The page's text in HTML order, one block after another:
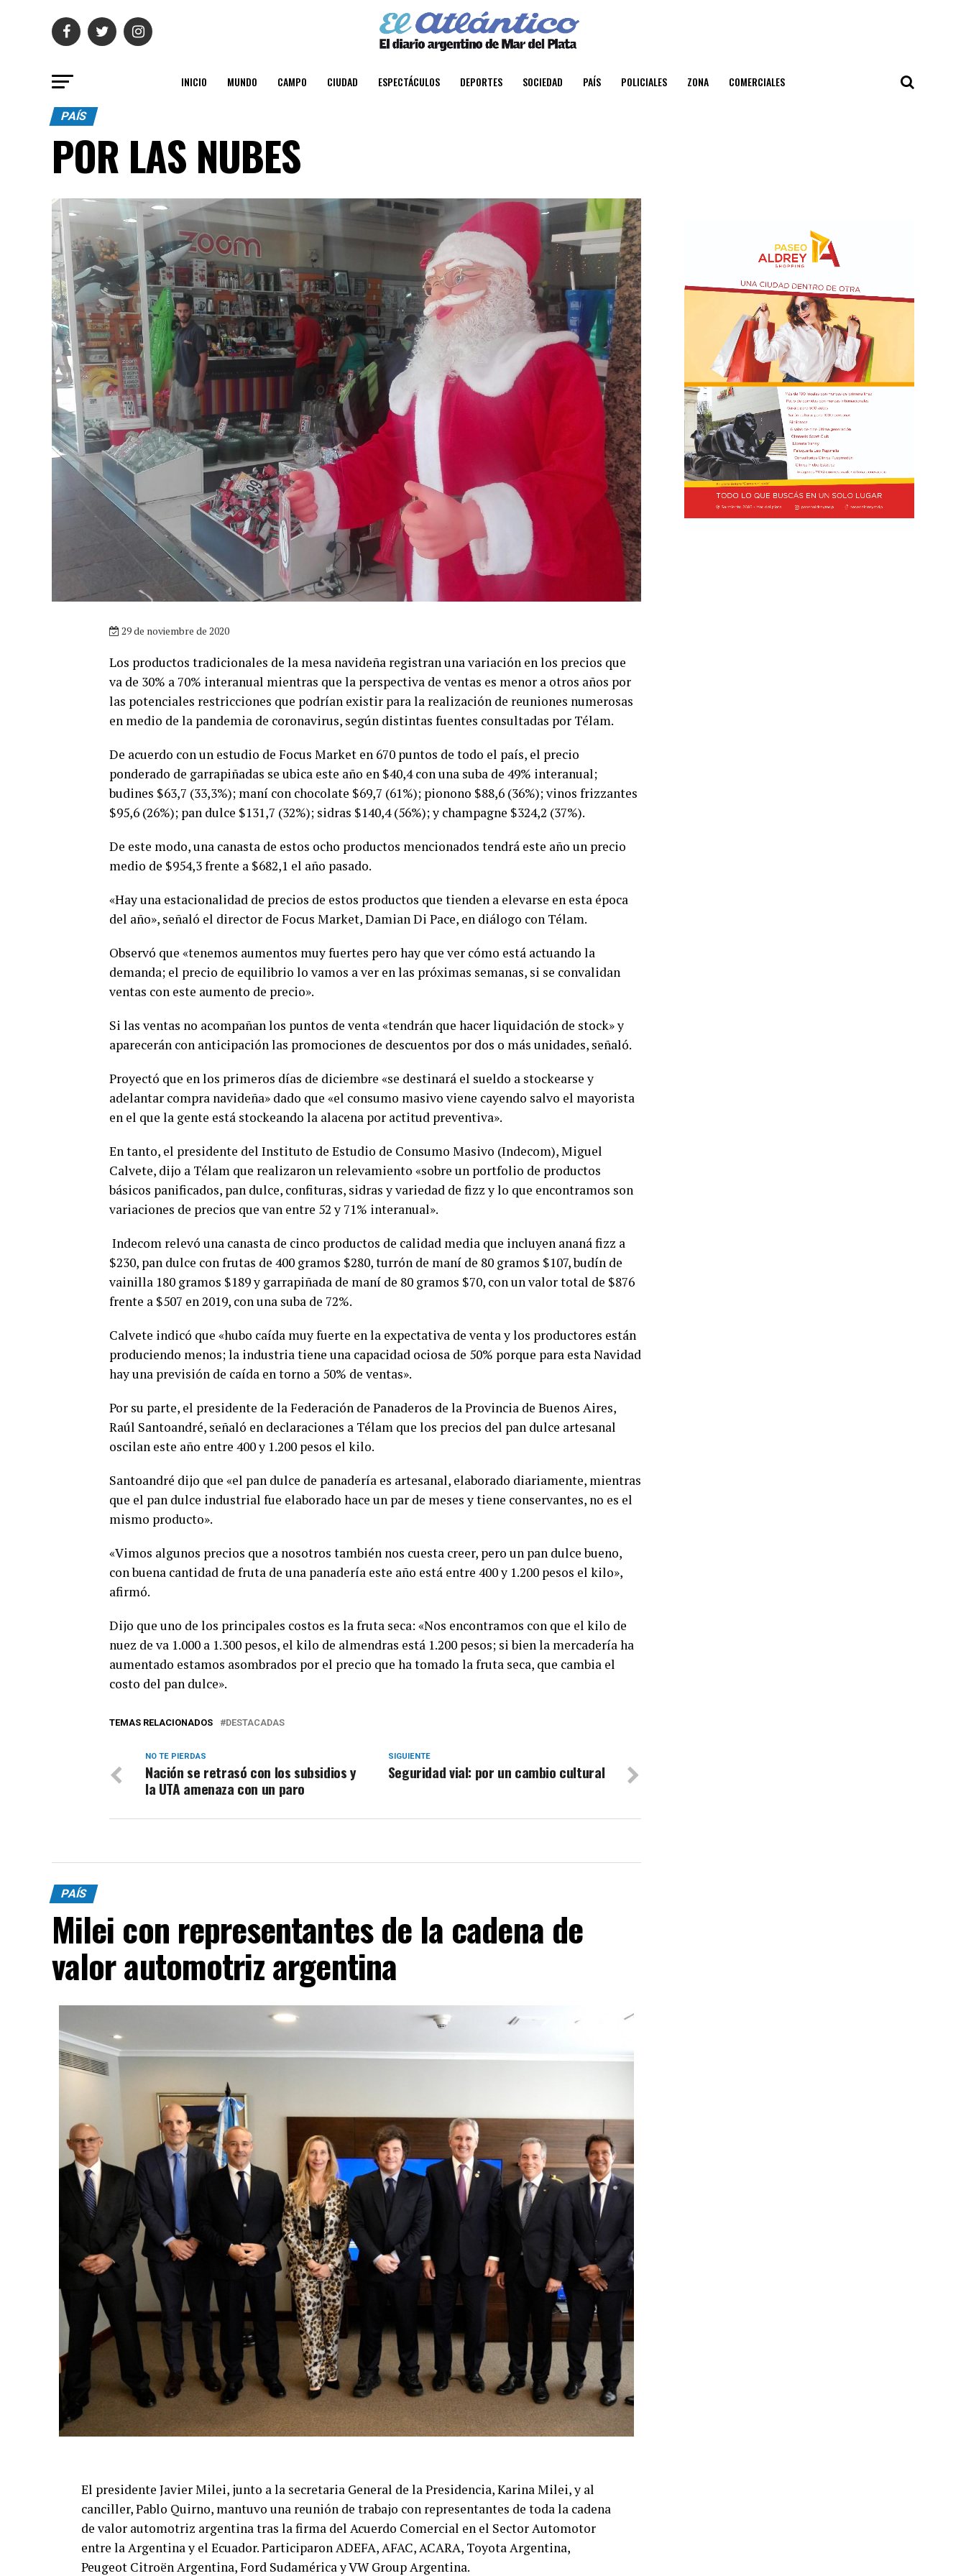
INICIO MUNDO CAMPO CIUDAD ESPECTÁCULOS DEPORTES SOCIEDAD PAÍS POLICIALES ZONA COMERCIALES
PAÍS
POR LAS NUBES
29 de noviembre de 2020
Los productos tradicionales de la mesa navideña registran una variación en los precios que
va de 30% a 70% interanual mientras que la perspectiva de ventas es menor a otros años por
las potenciales restricciones que podrían existir para la realización de reuniones numerosas
en medio de la pandemia de coronavirus, según distintas fuentes consultadas por Télam.
De acuerdo con un estudio de Focus Market en 670 puntos de todo el país, el precio
ponderado de garrapiñadas se ubica este año en $40,4 con una suba de 49% interanual;
budines $63,7 (33,3%); maní con chocolate $69,7 (61%); pionono $88,6 (36%); vinos frizzantes
$95,6 (26%); pan dulce $131,7 (32%); sidras $140,4 (56%); y champagne $324,2 (37%).
De este modo, una canasta de estos ocho productos mencionados tendrá este año un precio
medio de $954,3 frente a $682,1 el año pasado.
«Hay una estacionalidad de precios de estos productos que tienden a elevarse en esta época
del año», señaló el director de Focus Market, Damian Di Pace, en diálogo con Télam.
Observó que «tenemos aumentos muy fuertes pero hay que ver cómo está actuando la
demanda; el precio de equilibrio lo vamos a ver en las próximas semanas, si se convalidan
ventas con este aumento de precio».
Si las ventas no acompañan los puntos de venta «tendrán que hacer liquidación de stock» y
aparecerán con anticipación las promociones de descuentos por dos o más unidades, señaló.
Proyectó que en los primeros días de diciembre «se destinará el sueldo a stockearse y
adelantar compra navideña» dado que «el consumo masivo viene cayendo salvo el mayorista
en el que la gente está stockeando la alacena por actitud preventiva».
En tanto, el presidente del Instituto de Estudio de Consumo Masivo (Indecom), Miguel
Calvete, dijo a Télam que realizaron un relevamiento «sobre un portfolio de productos
básicos panificados, pan dulce, confituras, sidras y variedad de fizz y lo que encontramos son
variaciones de precios que van entre 52 y 71% interanual».
Indecom relevó una canasta de cinco productos de calidad media que incluyen ananá fizz a
$230, pan dulce con frutas de 400 gramos $280, turrón de maní de 80 gramos $107, budín de
vainilla 180 gramos $189 y garrapiñada de maní de 80 gramos $70, con un valor total de $876
frente a $507 en 2019, con una suba de 72%.
Calvete indicó que «hubo caída muy fuerte en la expectativa de venta y los productores están
produciendo menos; la industria tiene una capacidad ociosa de 50% porque para esta Navidad
hay una previsión de caída en torno a 50% de ventas».
Por su parte, el presidente de la Federación de Panaderos de la Provincia de Buenos Aires,
Raúl Santoandré, señaló en declaraciones a Télam que los precios del pan dulce artesanal
oscilan este año entre 400 y 1.200 pesos el kilo.
Santoandré dijo que «el pan dulce de panadería es artesanal, elaborado diariamente, mientras
que el pan dulce industrial fue elaborado hace un par de meses y tiene conservantes, no es el
mismo producto».
«Vimos algunos precios que a nosotros también nos cuesta creer, pero un pan dulce bueno,
con buena cantidad de fruta de una panadería este año está entre 400 y 1.200 pesos el kilo»,
afirmó.
Dijo que uno de los principales costos es la fruta seca: «Nos encontramos con que el kilo de
nuez de va 1.000 a 1.300 pesos, el kilo de almendras está 1.200 pesos; si bien la mercadería ha
aumentado estamos asombrados por el precio que ha tomado la fruta seca, que cambia el
costo del pan dulce».
TEMAS RELACIONADOS DESTACADAS
SIGUIENTE
Seguridad vial: por un cambio cultural
NO TE PIERDAS
Nación se retrasó con los subsidios y
la UTA amenaza con un paro
PAÍS
Milei con representantes de la cadena de
valor automotriz argentina
El presidente Javier Milei, junto a la secretaria General de la Presidencia, Karina Milei, y al
canciller, Pablo Quirno, mantuvo una reunión de trabajo con representantes de toda la cadena
de valor automotriz argentina tras la firma del Acuerdo Comercial en el Sector Automotor
entre la Argentina y el Ecuador. Participaron ADEFA, AFAC, ACARA, Toyota Argentina,
Peugeot Citroën Argentina, Ford Sudamérica y VW Group Argentina.